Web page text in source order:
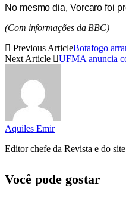
No mesmo dia, Vorcaro foi
(Com informações da BBC)
Previous ArticleBotafogo
Next Article
UFMA anuncia
Aquiles Emir
Editor chefe da Revista e do
Você pode gostar